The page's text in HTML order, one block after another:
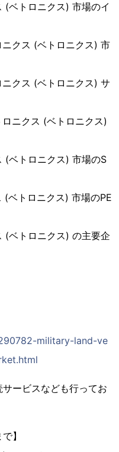
(ベトロニクス) 市場のイ
クス (ベトロニクス) 市
クス (ベトロニクス) サ
ニクス (ベトロニクス)
(ベトロニクス) 市場のS
ベトロニクス) 市場のPE
(ベトロニクス) の主要企
military-land-ve
ービスなども行ってお
】